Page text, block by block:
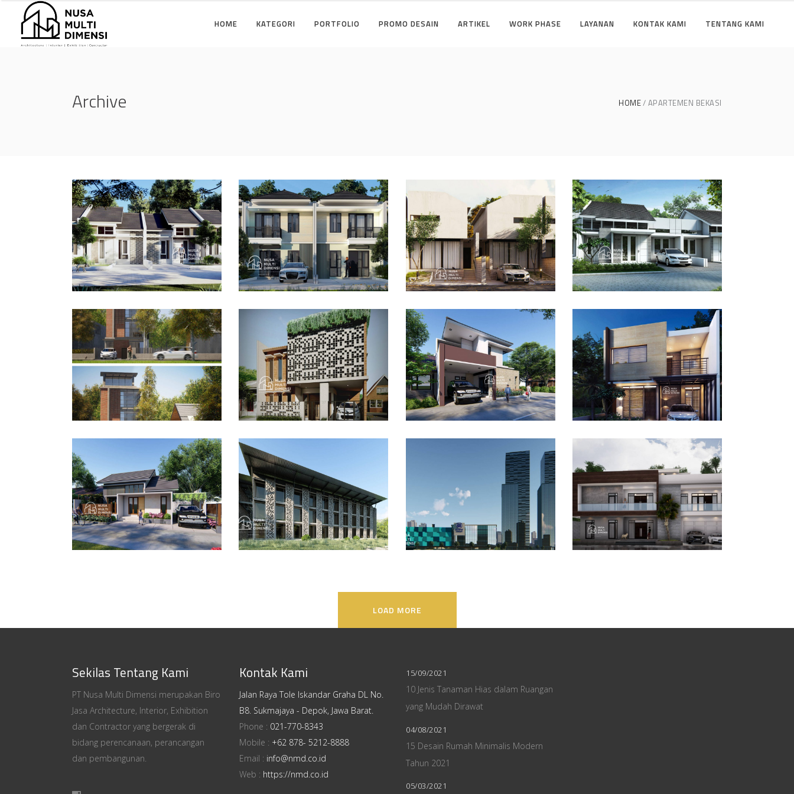
HOME KATEGORI PORTFOLIO PROMO DESAIN ARTIKEL WORK PHASE LAYANAN KONTAK KAMI TENTANG KAMI
Archive HOME APARTEMEN BEKASI
Desain Cluster Premier
3 di Cibinong Bogor
DESAIN RUMAH TERBAIK
Desain Cluster Premier
4 di Cibinong Bogor
DESAIN RUMAH TERBAIK
Desain Concrete House
di Cinere Depok
DESAIN RUMAH TERBAIK
Desain Cluster Graha di
Karanggan Cibubur
DESAIN RUMAH TERBAIK
Desain Rumah Bapak
Husain di Bandung
DESAIN RUMAH TERBAIK
Desain Rumah Bapak
Azwar di Cibinong Bogor
DESAIN RUMAH TERBAIK
Desain Rumah Hook
Alternatif di Cibubur
DESAIN RUMAH TERBAIK
Desain Rumah Taman
Mutiara di Cibinong
Bogor
DESAIN RUMAH TERBAIK
Desain Rumah Bapak
Dodi di Ciomas Bogor
DESAIN RUMAH TERBAIK
Desain Dormitory
Dramaga IPB di Kota
Bogor
DESAIN BANGUNAN LAINNYA
Desain DNB Tower di
Cilandak Jakarta Selatan
DESAIN KANTOR TERBAIK
Desain Rumah Bapak Ali
di Lippo Karawaci
DESAIN RUMAH TERBAIK
LOAD MORE
Sekilas Tentang Kami
PT Nusa Multi Dimensi merupakan Biro
Jasa Architecture, Interior, Exhibition
dan Contractor yang bergerak di
bidang perencanaan, perancangan
dan pembangunan.
Kontak Kami
Jalan Raya Tole Iskandar Graha DL No.
B8. Sukmajaya - Depok, Jawa Barat.
Phone : 021-770-8343
Mobile : +62 878- 5212-8888
Email : info@nmd.co.id
Web : https://nmd.co.id
15/09/2021
10 Jenis Tanaman Hias dalam Ruangan
yang Mudah Dirawat
04/08/2021
15 Desain Rumah Minimalis Modern
Tahun 2021
05/03/2021